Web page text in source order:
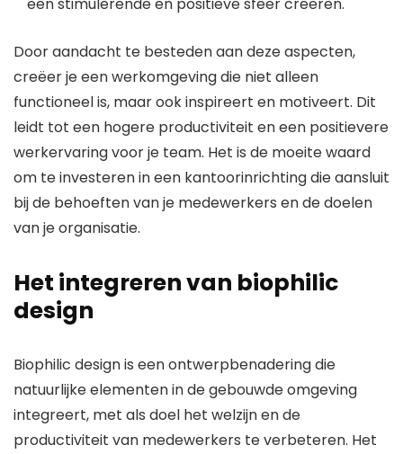
Door aandacht te besteden aan deze aspecten,
creëer je een werkomgeving die niet alleen
functioneel is, maar ook inspireert en motiveert. Dit
leidt tot een hogere productiviteit en een positievere
werkervaring voor je team. Het is de moeite waard
om te investeren in een kantoorinrichting die aansluit
bij de behoeften van je medewerkers en de doelen
van je organisatie.
Het integreren van biophilic
design
Biophilic design is een ontwerpbenadering die
natuurlijke elementen in de gebouwde omgeving
integreert, met als doel het welzijn en de
productiviteit van medewerkers te verbeteren. Het